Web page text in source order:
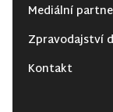
Mediální
Zpravodajství
Kontakt